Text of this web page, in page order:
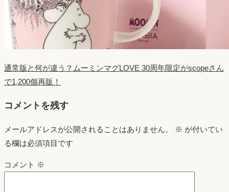
通常版と何が違う？ムーミンマグLOVE 30周年限定がscopeさん
で1,200個再販！
コメントを残す
メールアドレスが公開されることはありません。 ※ が付いてい
る欄は必須項目です
コメント ※